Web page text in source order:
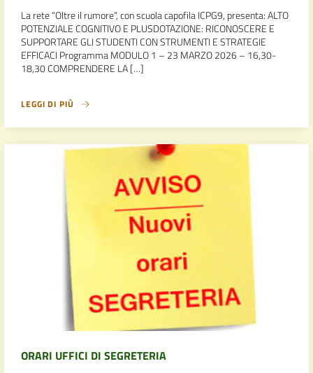
La rete “Oltre il rumore”, con scuola capofila ICPG9, presenta: ALTO
POTENZIALE COGNITIVO E PLUSDOTAZIONE: RICONOSCERE E
SUPPORTARE GLI STUDENTI CON STRUMENTI E STRATEGIE
EFFICACI Programma MODULO 1 – 23 MARZO 2026 – 16,30-
18,30 COMPRENDERE LA […]
LEGGI DI PIÙ
ORARI UFFICI DI SEGRETERIA